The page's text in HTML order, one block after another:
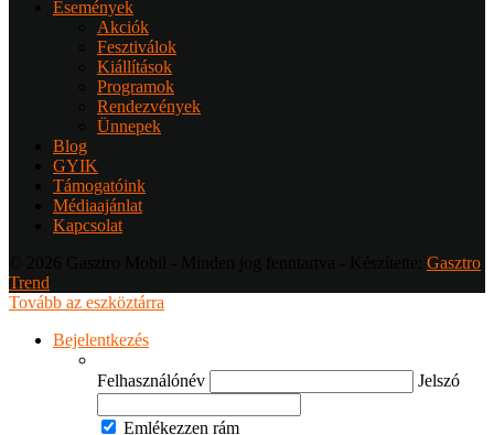
Események
Akciók
Fesztiválok
Kiállítások
Programok
Rendezvények
Ünnepek
Blog
GYIK
Támogatóink
Médiaajánlat
Kapcsolat
Gasztro
Trend
Tovább az eszköztárra
Bejelentkezés
Felhasználónév Jelszó
Emlékezzen rám